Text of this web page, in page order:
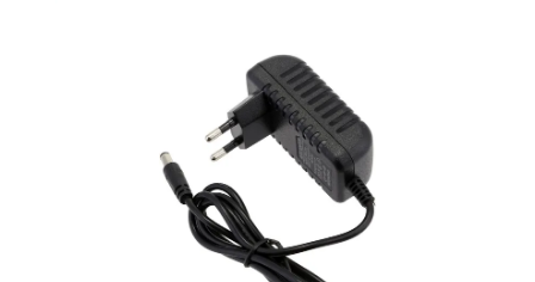
Bildergalerie überspringen